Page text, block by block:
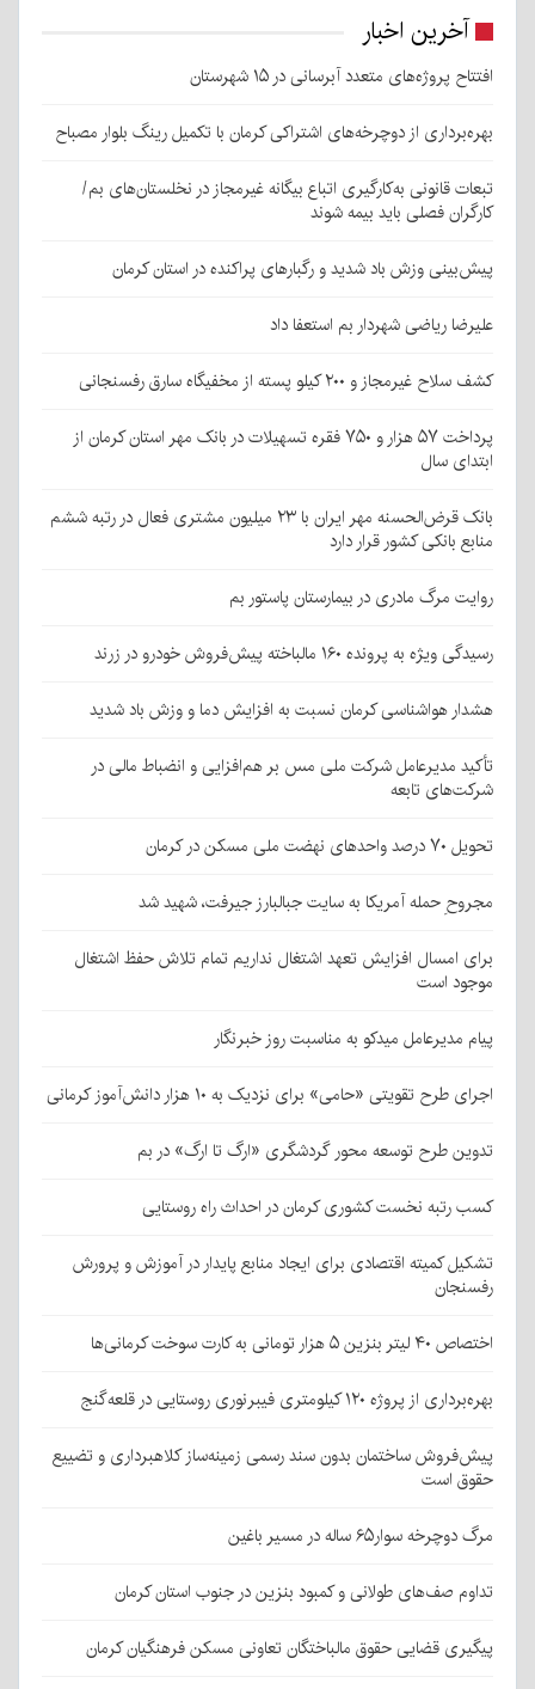
آخرین اخبار
افتتاح پروژه‌های متعدد آبرسانی در ۱۵ شهرستان
بهره‌برداری از دوچرخه‌های اشتراکی کرمان با تکمیل رینگ بلوار مصباح
تبعات قانونی به‌کارگیری اتباع بیگانه غیرمجاز در نخلستان‌های بم/
کارگران فصلی باید بیمه شوند
پیش‌بینی وزش باد شدید و رگبارهای پراکنده در استان کرمان
علیرضا ریاضی شهردار بم استعفا داد
کشف سلاح غیرمجاز و ۲۰۰ کیلو پسته از مخفیگاه سارق رفسنجانی
پرداخت ۵۷ هزار و ۷۵۰ فقره تسهیلات در بانک مهر استان کرمان از
ابتدای سال
بانک قرض‌الحسنه مهر ایران با ۲۳ میلیون مشتری فعال در رتبه ششم
منابع بانکی کشور قرار دارد
روایت مرگ مادری در بیمارستان پاستور بم
رسیدگی ویژه به پرونده ۱۶۰ مالباخته پیش‌فروش خودرو در زرند
هشدار هواشناسی کرمان نسبت به افزایش دما و وزش باد شدید
تأکید مدیرعامل شرکت ملی مس بر هم‌افزایی و انضباط مالی در
شرکت‌های تابعه
تحویل ۷۰ درصد واحدهای نهضت ملی مسکن در کرمان
مجروحِ حمله آمریکا به سایت جبالبارز جیرفت، شهید شد
برای امسال افزایش تعهد اشتغال نداریم تمام تلاش حفظ اشتغال
موجود است
پیام مدیرعامل میدکو به مناسبت روز خبرنگار
اجرای طرح تقویتی «حامی» برای نزدیک به ۱۰ هزار دانش‌آموز کرمانی
تدوین طرح توسعه محور گردشگری «ارگ تا ارگ» در بم
کسب رتبه نخست کشوری کرمان در احداث راه روستایی
تشکیل کمیته اقتصادی برای ایجاد منابع پایدار در آموزش و پرورش
رفسنجان
اختصاص ۴۰ لیتر بنزین ۵ هزار تومانی به کارت سوخت کرمانی‌ها
بهره‌برداری از پروژه ۱۲۰ کیلومتری فیبرنوری روستایی در قلعه‌گنج
پیش‌فروش ساختمان بدون سند رسمی زمینه‌ساز کلاهبرداری و تضییع
حقوق است
مرگ دوچرخه سوار۶۵ ساله در مسیر باغین
تداوم صف‌های طولانی و کمبود بنزین در جنوب استان کرمان
پیگیری قضایی حقوق مالباختگان تعاونی مسکن فرهنگیان کرمان